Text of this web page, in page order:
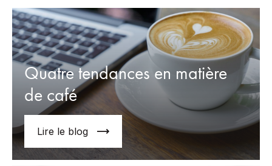
Quatre tendances en matière
de café
Lire le blog